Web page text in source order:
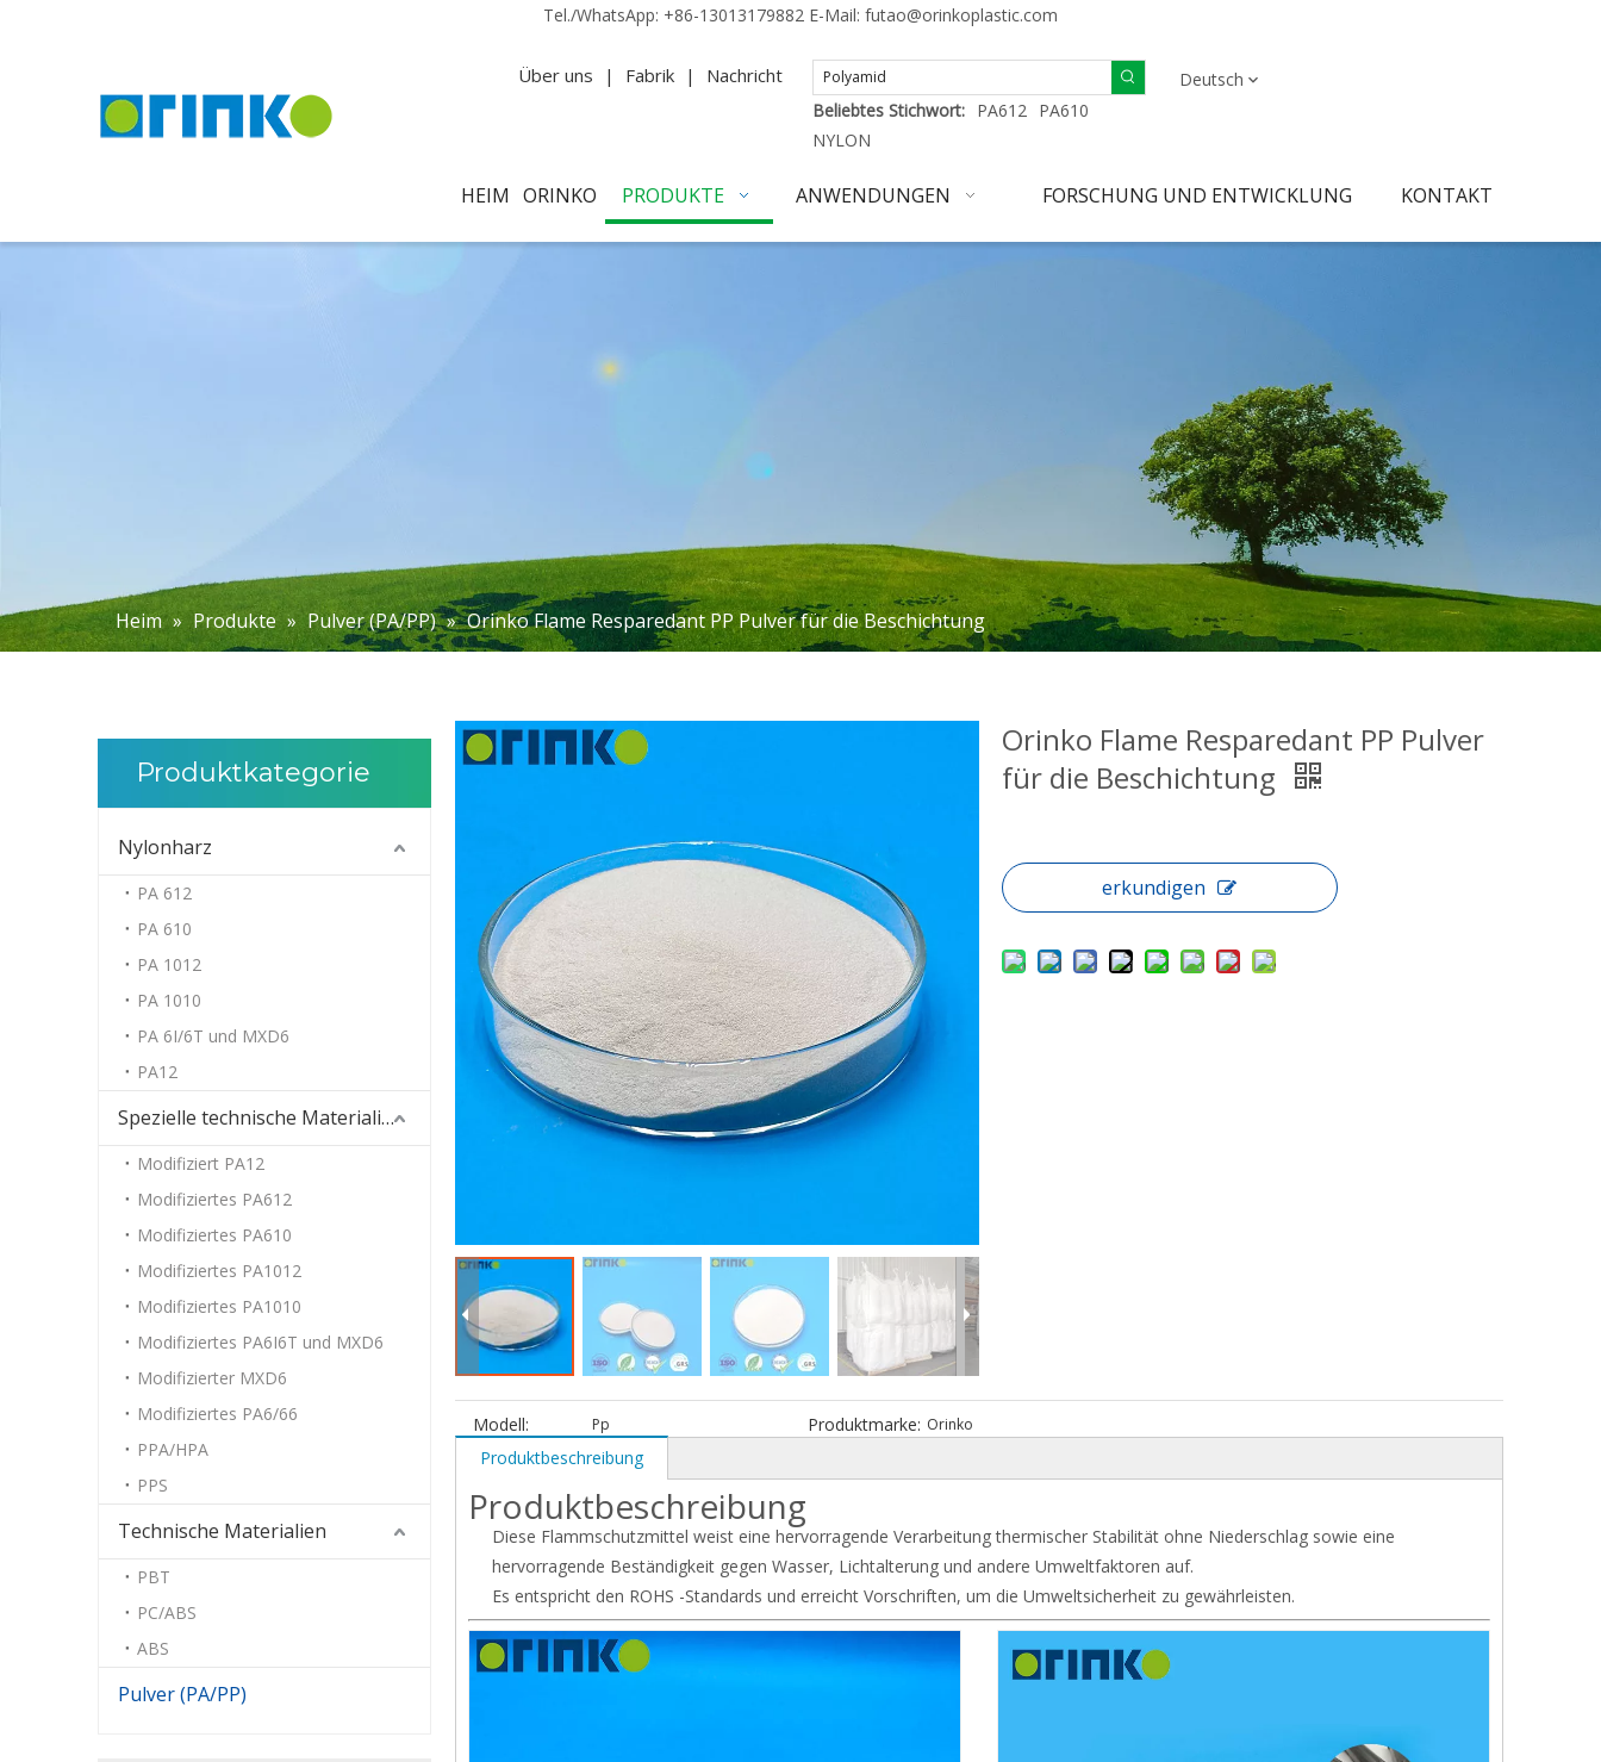
Tel./WhatsApp: +86-13013179882 E-Mail: futao@orinkoplastic.com
Über uns | Fabrik | Nachricht
Beliebtes Stichwort: PA612 PA610
NYLON
Deutsch
HEIM ORINKO PRODUKTE ANWENDUNGEN FORSCHUNG UND ENTWICKLUNG KONTAKT
Heim » Produkte » Pulver (PA/PP) » Orinko Flame Resparedant PP Pulver für die Beschichtung
Produktkategorie
Nylonharz
PA 612
PA 610
PA 1012
PA 1010
PA 6I/6T und MXD6
PA12
Spezielle technische Materialien
Modifiziert PA12
Modifiziertes PA612
Modifiziertes PA610
Modifiziertes PA1012
Modifiziertes PA1010
Modifiziertes PA6I6T und MXD6
Modifizierter MXD6
Modifiziertes PA6/66
PPA/HPA
PPS
Technische Materialien
PBT
PC/ABS
ABS
Pulver (PA/PP)
Orinko Flame Resparedant PP Pulver
für die Beschichtung
erkundigen
Modell: Pp Produktmarke: Orinko
Produktbeschreibung
Produktbeschreibung
Diese Flammschutzmittel weist eine hervorragende Verarbeitung thermischer Stabilität ohne Niederschlag sowie eine
hervorragende Beständigkeit gegen Wasser, Lichtalterung und andere Umweltfaktoren auf.
Es entspricht den ROHS -Standards und erreicht Vorschriften, um die Umweltsicherheit zu gewährleisten.